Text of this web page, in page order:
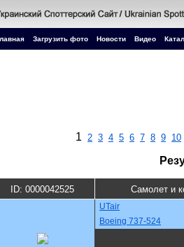
Загрузить фото Новости Видео
1 2 3 4 5 6 7 8 9 10
ID: 0000042525 Самолет и
UTair
Boeing 737-524